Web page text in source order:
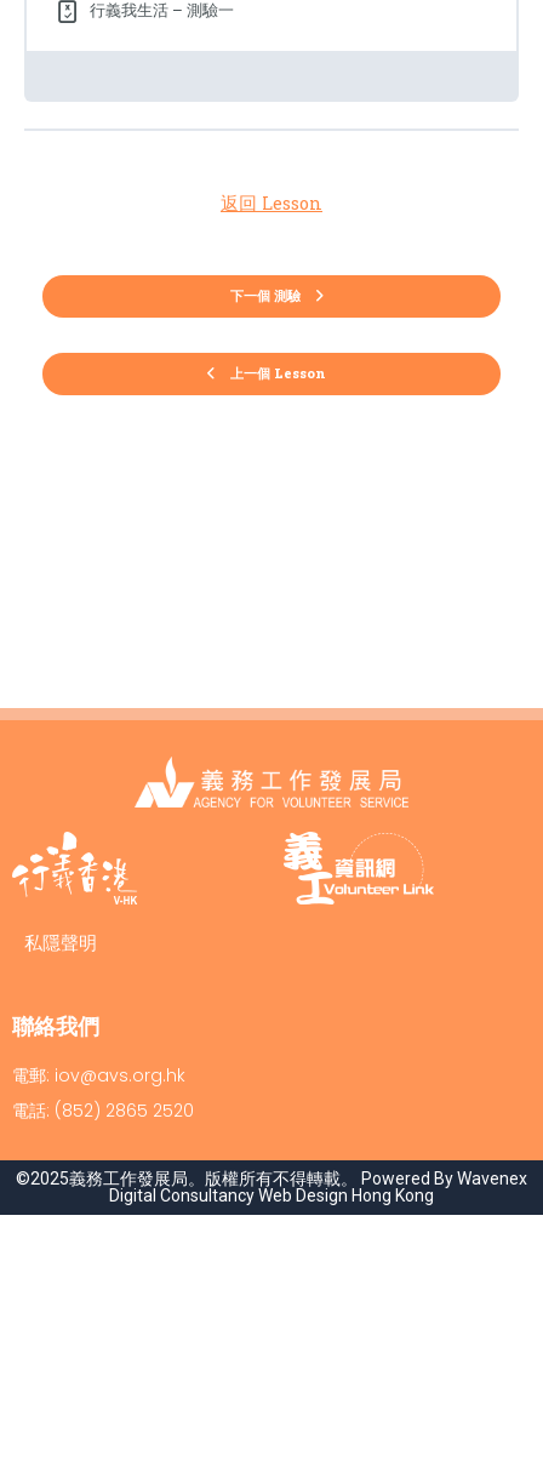
行義我生活 – 測驗一
上一個 Lesson
返回 Lesson
下一個 測驗
私隱聲明
聯絡我們
電郵: iov@avs.org.hk
電話: (852) 2865 2520
©2025義務工作發展局。版權所有不得轉載。 Powered By Wavenex
Digital ConsultancyWeb Design Hong Kong